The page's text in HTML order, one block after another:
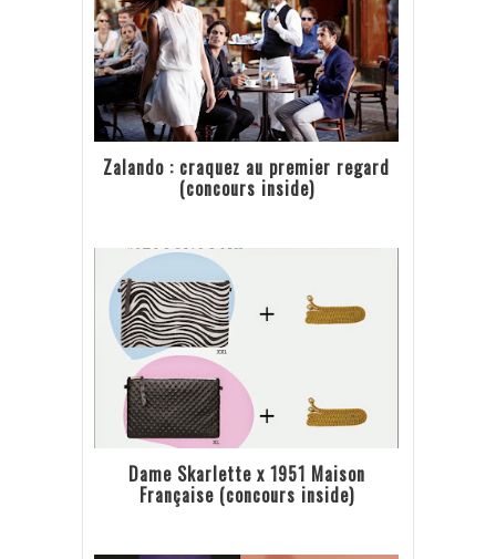
Zalando : craquez au premier regard
(concours inside)
Dame Skarlette x 1951 Maison
Française (concours inside)